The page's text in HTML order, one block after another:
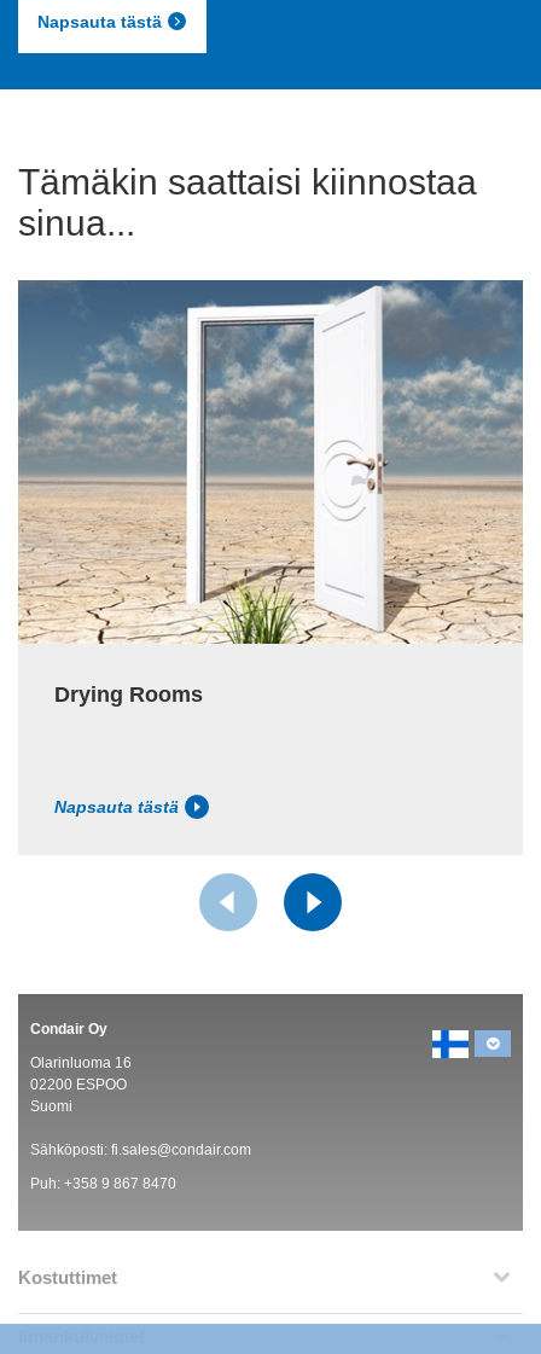
Napsauta tästä
Tämäkin saattaisi kiinnostaa
sinua...
Drying Rooms
Napsauta tästä
Condair Oy
Olarinluoma 16
02200 ESPOO
Suomi
Sähköposti: fi.sales@condair.com
Puh: +358 9 867 8470
Kostuttimet